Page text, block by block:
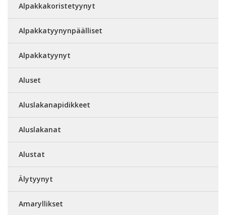
Alpakkakoristetyynyt
Alpakkatyynynpäälliset
Alpakkatyynyt
Aluset
Aluslakanapidikkeet
Aluslakanat
Alustat
Älytyynyt
Amaryllikset